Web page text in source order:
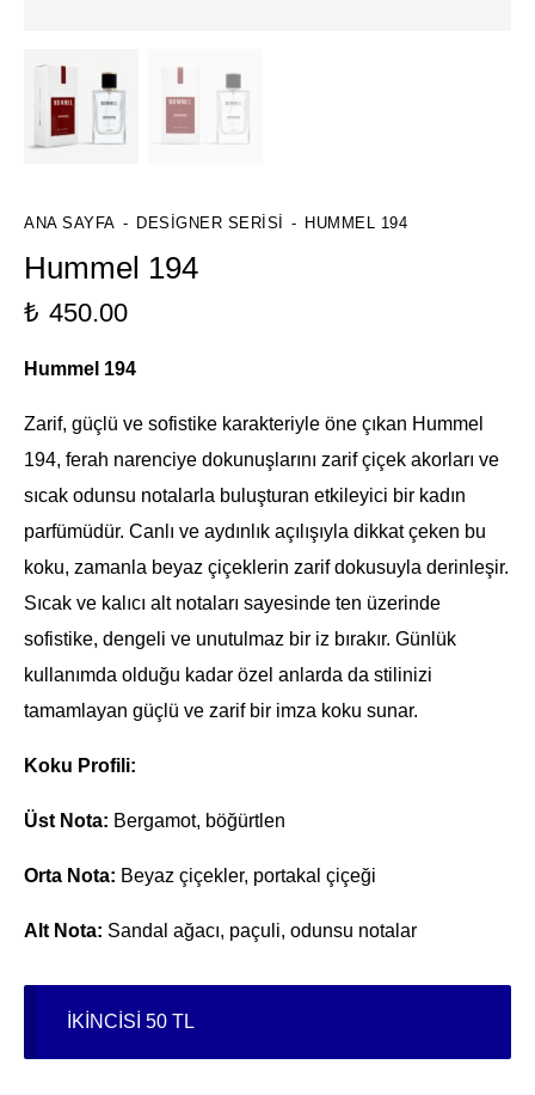
ANA SAYFA DESIGNER SERISI HUMMEL 194
Hummel 194
₺ 450.00
Hummel 194
Zarif, güçlü ve sofistike karakteriyle öne çıkan Hummel
194, ferah narenciye dokunuşlarını zarif çiçek akorları ve
sıcak odunsu notalarla buluşturan etkileyici bir kadın
parfümüdür. Canlı ve aydınlık açılışıyla dikkat çeken bu
koku, zamanla beyaz çiçeklerin zarif dokusuyla derinleşir.
Sıcak ve kalıcı alt notaları sayesinde ten üzerinde
sofistike, dengeli ve unutulmaz bir iz bırakır. Günlük
kullanımda olduğu kadar özel anlarda da stilinizi
tamamlayan güçlü ve zarif bir imza koku sunar.
Koku Profili:
Üst Nota: Bergamot, böğürtlen
Orta Nota: Beyaz çiçekler, portakal çiçeği
Alt Nota: Sandal ağacı, paçuli, odunsu notalar
İKİNCİSİ 50 TL